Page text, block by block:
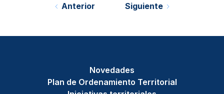
Anterior Siguiente
Novedades
Plan de Ordenamiento Territorial